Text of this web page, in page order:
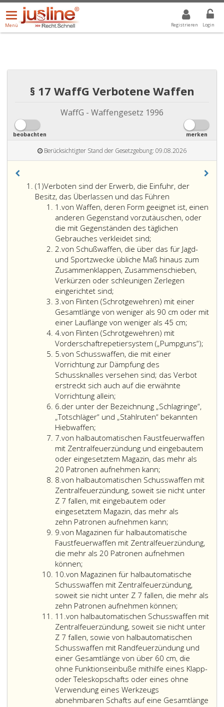
Registrieren Login
Menü
öffnen/schließen
Menü
ALLE DROPDOWN: GEWÄHLTER WERT IST ALLE
§ 17 WaffG Verbotene Waffen
WaffG - Waffengesetz 1996
beobachten merken
Berücksichtigter Stand der Gesetzgebung: 09.08.2026
(1)Absatz
eins
Verboten sind der Erwerb, die Einfuhr, der
Besitz, das Überlassen und das Führen
1.Ziffer
eins
von Waffen, deren Form geeignet ist, einen
anderen Gegenstand vorzutäuschen, oder
die mit Gegenständen des täglichen
Gebrauches verkleidet sind;
2.Ziffer
2
von Schußwaffen, die über das für Jagd-
und Sportzwecke übliche Maß hinaus zum
Zusammenklappen, Zusammenschieben,
Verkürzen oder schleunigen Zerlegen
eingerichtet sind;
3.Ziffer
3
von Flinten (Schrotgewehren) mit einer
Gesamtlänge von weniger als 90 cm oder mit
einer Lauflänge von weniger als 45 cm;
4.Ziffer
4
von Flinten (Schrotgewehren) mit
Vorderschaftrepetiersystem („Pumpguns“);
5.Ziffer
5
von Schusswaffen, die mit einer
Vorrichtung zur Dämpfung des
Schussknalles versehen sind; das Verbot
erstreckt sich auch auf die erwähnte
Vorrichtung allein;
6.Ziffer
6
der unter der Bezeichnung „Schlagringe“,
„Totschläger“ und „Stahlruten“ bekannten
Hiebwaffen;
7.Ziffer
7
von halbautomatischen Faustfeuerwaffen
mit Zentralfeuerzündung und eingebautem
oder eingesetztem Magazin, das mehr als
20 Patronen aufnehmen kann;
8.Ziffer
8
von halbautomatischen Schusswaffen mit
Zentralfeuerzündung, soweit sie nicht unter
Z 7 fallen, mit eingebautem oder
eingesetztem Magazin, das mehr als
zehn Patronen aufnehmen kann;
Schusswaffen
mit
soweit
sie
nicht
unter
Ziffer
7,
fallen,
mit
eingebautem
oder
eingesetztem
das
9.Ziffer
9
von Magazinen für halbautomatische
Faustfeuerwaffen mit Zentralfeuerzündung,
die mehr als 20 Patronen aufnehmen
können;
10.Ziffer
10
von Magazinen für halbautomatische
Schusswaffen mit Zentralfeuerzündung,
soweit sie nicht unter Z 7 fallen, die mehr als
zehn Patronen aufnehmen können;
Magazinen
für
mit
soweit
nicht
11.Ziffer
11
von halbautomatischen Schusswaffen mit
Zentralfeuerzündung, soweit sie nicht unter
Z 7 fallen, sowie von halbautomatischen
Schusswaffen mit Randfeuerzündung und
einer Gesamtlänge von über 60 cm, die
ohne Funktionseinbuße mithilfe eines Klapp-
oder Teleskopschafts oder eines ohne
Verwendung eines Werkzeugs
abnehmbaren Schafts auf eine Gesamtlänge